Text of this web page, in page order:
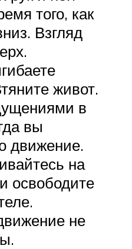
того, как
Взгляд
живот.
в
вы
движение.
на
освободите
не